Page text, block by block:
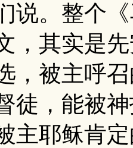
说。整个
，其实是
，被主呼
徒，能被
主耶稣肯